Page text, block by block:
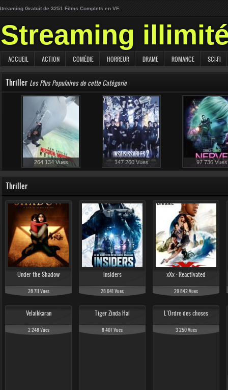
Gratuit de 3251 Films Complets en VF.
Streaming
ACCUEIL ACTION COMÉDIE HORREUR DRAME ROMANCE SCI-FI
Thriller Les Plus Populaires de cette Catégorie
264 134 Vues 147 260 Vues 97 736 Vues
84 583 Vues
82 640 Vues 63 227 Vues
60 558 Vues 54 131 Vues
Thriller
Under the Shadow
28 711 Vues
Insiders
28 041 Vues
xXx : Reactivated
29 842 Vues
Velaikkaran
2 248 Vues
Tiger Zinda Hai
8 407 Vues
L’Ordre des choses
3 250 Vues